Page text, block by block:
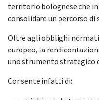
territorio bolognese che
consolidare un percorso
Oltre agli obblighi
europeo, la
uno strumento strategico
Consente infatti di: